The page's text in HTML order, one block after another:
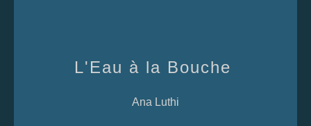
L'Eau à la Bouche
Ana Luthi